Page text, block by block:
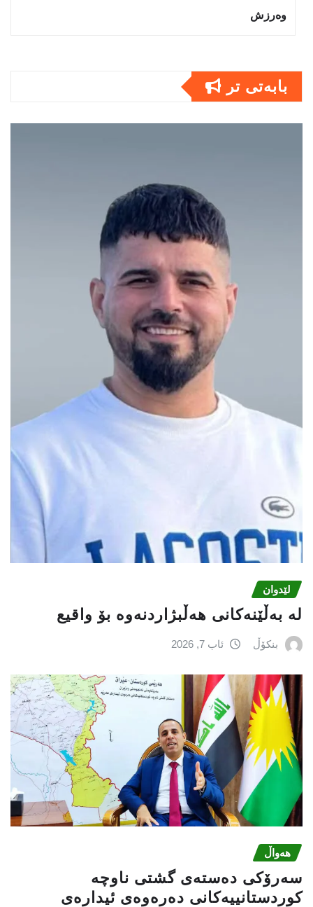
وەرزش
بابەتى تر
لێدوان
لە بەڵێنەکانی هەڵبژاردنەوە بۆ واقیع
بنکۆڵ ئاب 7, 2026
هەواڵ
سه‌رۆكی دەستەی گشتی ناوچە
كوردستانییەكانی دەرەوەی ئیدارەی